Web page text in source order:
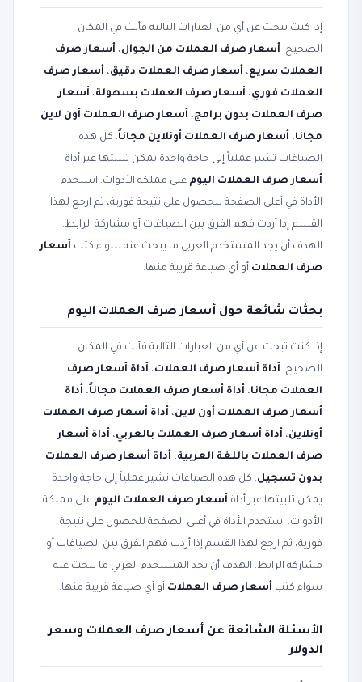
إذا كنت تبحث عن أي من العبارات التالية فأنت في المكان
الصحيح: أسعار صرف العملات من الجوال، أسعار صرف
العملات سريع، أسعار صرف العملات دقيق، أسعار صرف
العملات فوري، أسعار صرف العملات بسهولة، أسعار
صرف العملات بدون برامج، أسعار صرف العملات أون لاين
مجانا، أسعار صرف العملات أونلاين مجاناً. كل هذه
الصياغات تشير عملياً إلى حاجة واحدة يمكن تلبيتها عبر أداة
أسعار صرف العملات اليوم على مملكة الأدوات. استخدم
الأداة في أعلى الصفحة للحصول على نتيجة فورية، ثم ارجع لهذا
القسم إذا أردت فهم الفرق بين الصياغات أو مشاركة الرابط.
الهدف أن يجد المستخدم العربي ما يبحث عنه سواء كتب أسعار
صرف العملات أو أي صياغة قريبة منها.
بحثات شائعة حول أسعار صرف العملات اليوم
إذا كنت تبحث عن أي من العبارات التالية فأنت في المكان
الصحيح: أداة أسعار صرف العملات، أداة أسعار صرف
العملات مجانا، أداة أسعار صرف العملات مجاناً، أداة
أسعار صرف العملات أون لاين، أداة أسعار صرف العملات
أونلاين، أداة أسعار صرف العملات بالعربي، أداة أسعار
صرف العملات باللغة العربية، أداة أسعار صرف العملات
بدون تسجيل. كل هذه الصياغات تشير عملياً إلى حاجة واحدة
يمكن تلبيتها عبر أداة أسعار صرف العملات اليوم على مملكة
الأدوات. استخدم الأداة في أعلى الصفحة للحصول على نتيجة
فورية، ثم ارجع لهذا القسم إذا أردت فهم الفرق بين الصياغات أو
مشاركة الرابط. الهدف أن يجد المستخدم العربي ما يبحث عنه
سواء كتب أسعار صرف العملات أو أي صياغة قريبة منها.
الأسئلة الشائعة عن أسعار صرف العملات وسعر
الدولار